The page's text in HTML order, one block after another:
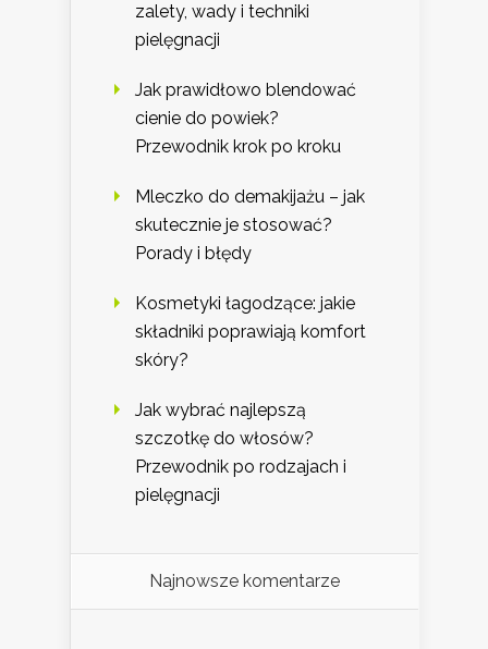
zalety, wady i techniki
pielęgnacji
Jak prawidłowo blendować
cienie do powiek?
Przewodnik krok po kroku
Mleczko do demakijażu – jak
skutecznie je stosować?
Porady i błędy
Kosmetyki łagodzące: jakie
składniki poprawiają komfort
skóry?
Jak wybrać najlepszą
szczotkę do włosów?
Przewodnik po rodzajach i
pielęgnacji
Najnowsze komentarze